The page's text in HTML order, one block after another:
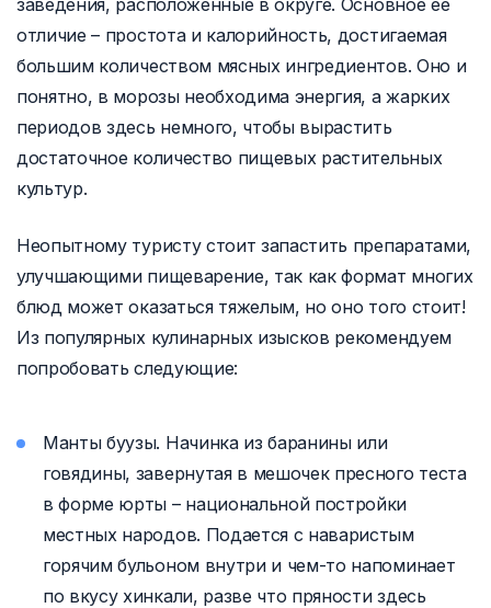
заведения, расположенные в округе. Основное ее
отличие – простота и калорийность, достигаемая
большим количеством мясных ингредиентов. Оно и
понятно, в морозы необходима энергия, а жарких
периодов здесь немного, чтобы вырастить
достаточное количество пищевых растительных
культур.
Неопытному туристу стоит запастить препаратами,
улучшающими пищеварение, так как формат многих
блюд может оказаться тяжелым, но оно того стоит!
Из популярных кулинарных изысков рекомендуем
попробовать следующие:
Манты буузы. Начинка из баранины или
говядины, завернутая в мешочек пресного теста
в форме юрты – национальной постройки
местных народов. Подается с наваристым
горячим бульоном внутри и чем-то напоминает
по вкусу хинкали, разве что пряности здесь